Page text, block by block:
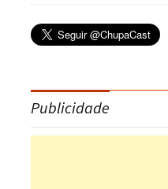
Publicidade